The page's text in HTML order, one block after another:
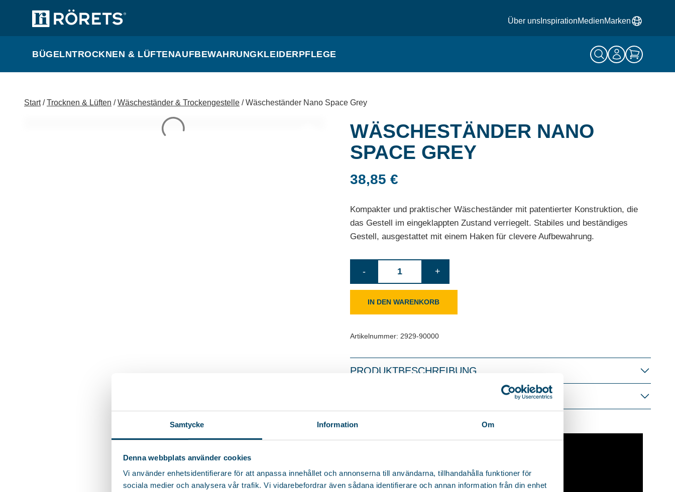
Samtycke Information Om
Denna webbplats använder cookies
Vi använder enhetsidentifierare för att anpassa innehållet och annonserna till användarna, tillhandahålla funktioner för
sociala medier och analysera vår trafik. Vi vidarebefordrar även sådana identifierare och annan information från din enhet
Über uns InspirationMedienMarken
BÜGELNTROCKNEN & LÜFTENAUFBEWAHRUNGKLEIDERPFLEGE
Start/Trocknen & Lüften /Wäscheständer & Trockengestelle / Wäscheständer Nano Space Grey
WÄSCHESTÄNDER NANO
SPACE GREY
38,85 €
Kompakter und praktischer Wäscheständer mit patentierter Konstruktion, die
das Gestell im eingeklappten Zustand verriegelt. Stabiles und beständiges
Gestell, ausgestattet mit einem Haken für clevere Aufbewahrung.
-
Space
Grey
Menge
+
IN DEN WARENKORB
Artikelnummer: 2929-90000
PRODUKTBESCHREIBUNG